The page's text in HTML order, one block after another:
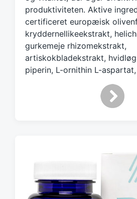
produktiviteten. Aktive
certificeret europæisk
kryddernellikeekstrakt,
gurkemeje rhizomekstrakt,
artiskokbladekstrakt,
piperin, L-ornithin L-